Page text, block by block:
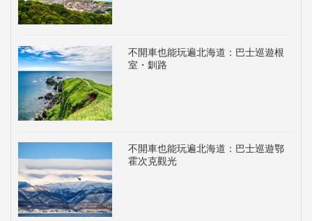
不開車也能玩遍北海道：巴士巡遊根
室・釧路
不開車也能玩遍北海道：巴士巡遊鄂
霍次克觀光